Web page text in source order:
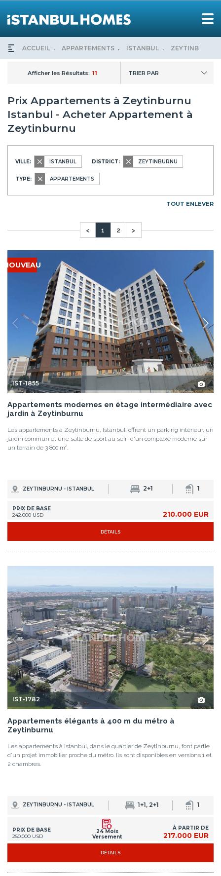
ACCUEIL APPARTEMENTS ISTANBUL ZEYTINBURNU
Afficher les Résultats: 11 TRIER PAR
Prix Appartements à Zeytinburnu
Istanbul - Acheter Appartement à
Zeytinburnu
VILLE: ISTANBUL DISTRICT: ZEYTINBURNU
TYPE: APPARTEMENTS
TOUT ENLEVER
< 1 2 >
NOUVEAU
IST-1855
Appartements modernes en étage intermédiaire avec
jardin à Zeytinburnu
Les appartements à Zeytinburnu, Istanbul, offrent un parking intérieur, un
jardin commun et une salle de sport au sein d'un complexe moderne sur
un terrain de 3 800 m².
ZEYTINBURNU - ISTANBUL 2+1 1
PRIX DE BASE
242.000 USD
210.000 EUR
DÉTAILS
IST-1782
Appartements élégants à 400 m du métro à
Zeytinburnu
Les appartements à Istanbul, dans le quartier de Zeytinburnu, font partie
d'un projet immobilier proche du métro. Ils sont disponibles en versions 1 et
2 chambres.
ZEYTINBURNU - ISTANBUL 1+1, 2+1 1
PRIX DE BASE
250.000 USD
24 Mois
Versement
À PARTIR DE
217.000 EUR
DÉTAILS